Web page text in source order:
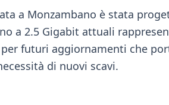
a Monzambano è stata
a 2.5 Gigabit attuali
futuri aggiornamenti che
di nuovi scavi.